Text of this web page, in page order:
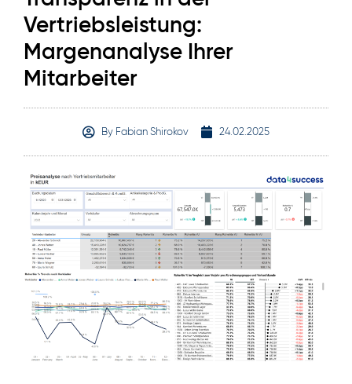
Vertriebsleistung:
Margenanalyse Ihrer
Mitarbeiter
By Fabian Shirokov 24.02.2025